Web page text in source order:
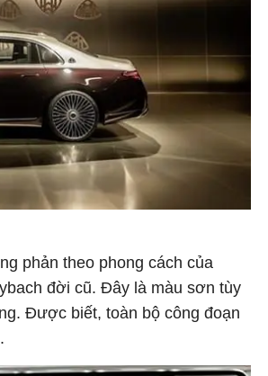
phản theo phong cách của
đời cũ. Đây là màu sơn tùy
Được biết, toàn bộ công đoạn